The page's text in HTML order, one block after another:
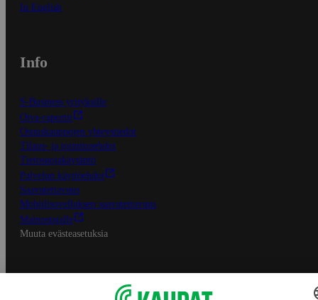
In English
Info
S-Business yrityksille
Oiva-raportit
Osuuskauppojen yhteystiedot
Tilaus- ja toimitusehdot
Tietosuojakäytäntö
Palvelun käyttöehdot
Saavutettavuus
Mobiilisovelluksen saavutettavuus
Mainostajalle
Muuta evästeasetuksia
S-ryhmän palvelut